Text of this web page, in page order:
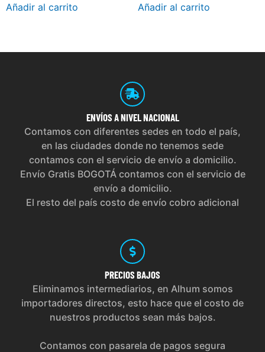
Añadir al carrito Añadir al carrito
ENVÍOS A NIVEL NACIONAL
Contamos con diferentes sedes en todo el país,
en las ciudades donde no tenemos sede
contamos con el servicio de envío a domicilio.
Envío Gratis BOGOTÁ contamos con el servicio de
envío a domicilio.
El resto del país costo de envío cobro adicional
PRECIOS BAJOS
Eliminamos intermediarios, en Alhum somos
importadores directos, esto hace que el costo de
nuestros productos sean más bajos.
Contamos con pasarela de pagos segura